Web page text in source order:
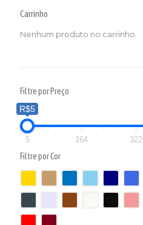
Carrinho
Nenhum produto no carrinho.
Filtre por Preço
R$5
5 164 322
Filtre por Cor